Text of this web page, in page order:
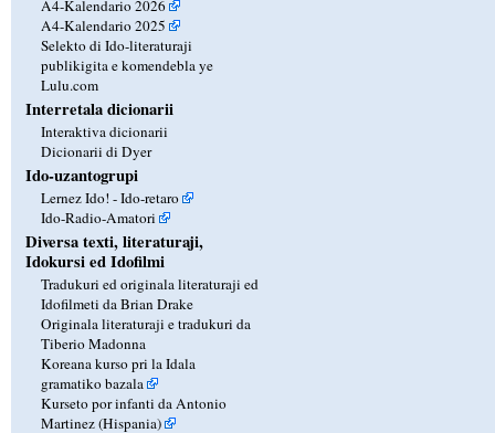
A4-Kalendario 2026
A4-Kalendario 2025
Selekto di Ido-literaturaji
publikigita e komendebla ye
Lulu.com
Interretala dicionarii
Interaktiva dicionarii
Dicionarii di Dyer
Ido-uzantogrupi
Lernez Ido! - Ido-retaro
Ido-Radio-Amatori
Diversa texti, literaturaji,
Idokursi ed Idofilmi
Tradukuri ed originala literaturaji ed
Idofilmeti da Brian Drake
Originala literaturaji e tradukuri da
Tiberio Madonna
Koreana kurso pri la Idala
gramatiko bazala
Kurseto por infanti da Antonio
Martinez (Hispania)